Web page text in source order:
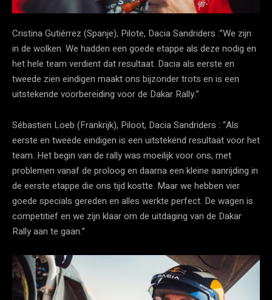
Cristina Gutiérrez (Spanje), Pilote, Dacia Sandriders :”We zijn
in de wolken. We hadden een goede etappe als deze nodig en
het hele team verdient dat resultaat. Dacia als eerste en
tweede zien eindigen maakt ons bijzonder trots en is een
uitstekende voorbereiding voor de Dakar Rally.”
Sébastien Loeb (Frankrijk), Piloot, Dacia Sandriders : “Als
eerste en tweede eindigen is een uitstekend resultaat voor het
team. Het begin van de rally was moeilijk voor ons, met
problemen vanaf de proloog en daarna een kleine aanrijding in
de eerste etappe die ons tijd kostte. Maar we hebben vier
goede specials gereden en alles werkte perfect. De wagen is
competitief en we zijn klaar om de uitdaging van de Dakar
Rally aan te gaan.”